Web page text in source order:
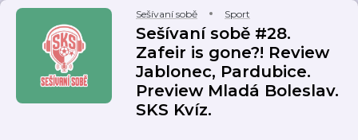
Sešívaní sobě Sport
Sešívaní sobě #28.
Zafeir is gone?! Review
Jablonec, Pardubice.
Preview Mladá Boleslav.
SKS Kvíz.